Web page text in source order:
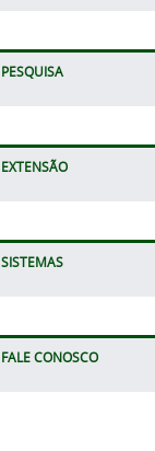
PESQUISA
EXTENSÃO
SISTEMAS
FALE CONOSCO